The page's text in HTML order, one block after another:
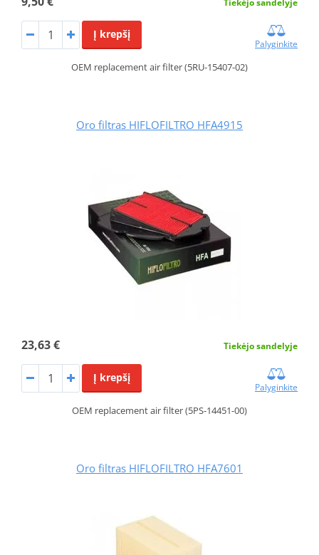
Į krepšį
Palyginkite
OEM replacement air filter (5RU-15407-02)
Oro filtras HIFLOFILTRO HFA4915
23,63 € Tiekėjo sandelyje
Į krepšį
Palyginkite
OEM replacement air filter (5PS-14451-00)
Oro filtras HIFLOFILTRO HFA7601